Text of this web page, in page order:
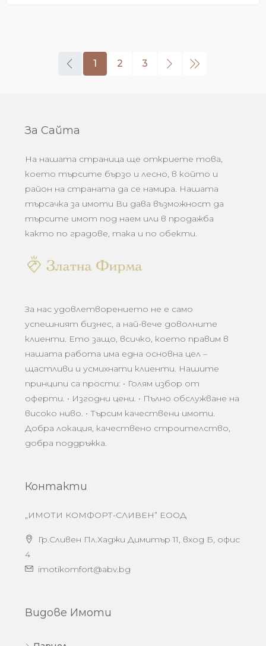
1 2 3
За Сайта
На нашата страница ще откриете това,
което търсите бързо и лесно, в който и
район на страната да се намира. Нашата
търсачка за имоти Ви дава възможност да
търсите имот под наем или в продажба
както по градове, така и по обекти.
За нас удовлетворението не е само
успешният бизнес, а най-вече доволните
клиенти. Ето защо, всичко, което правим в
нашата работа има една основна цел –
щастливи и усмихнати клиенти. Нашите
принципи са прости: • Голям избор от
оферти. • Изгодни цени. • Пълно обслужване на
високо ниво. • Търсим качествени имоти.
Добра локация, качествено строителство,
добра поддръжка.
Контакти
„ИМОТИ КОМФОРТ-СЛИВЕН” ЕООД
Гр.Сливен Пл.Хаджи Димитър 11, вход Б, офис
4
imotikomfort@abv.bg
Видове Имоти